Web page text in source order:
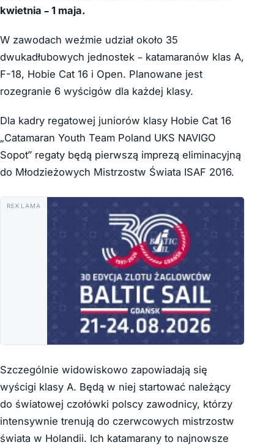
kwietnia – 1 maja.
W zawodach weźmie udział około 35
dwukadłubowych jednostek – katamaranów klas A,
F-18, Hobie Cat 16 i Open. Planowane jest
rozegranie 6 wyścigów dla każdej klasy.
Dla kadry regatowej juniorów klasy Hobie Cat 16
„Catamaran Youth Team Poland UKS NAVIGO
Sopot” regaty będą pierwszą imprezą eliminacyjną
do Młodzieżowych Mistrzostw Świata ISAF 2016.
REKLAMA
Szczególnie widowiskowo zapowiadają się
wyścigi klasy A. Będą w niej startować należący
do światowej czołówki polscy zawodnicy, którzy
intensywnie trenują do czerwcowych mistrzostw
świata w Holandii. Ich katamarany to najnowsze